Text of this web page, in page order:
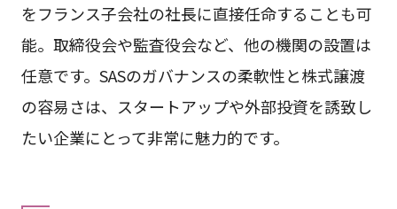
をフランス子会社の社長に直接任命することも可
能。取締役会や監査役会など、他の機関の設置は
任意です。SASのガバナンスの柔軟性と株式譲渡
の容易さは、スタートアップや外部投資を誘致し
たい企業にとって非常に魅力的です。